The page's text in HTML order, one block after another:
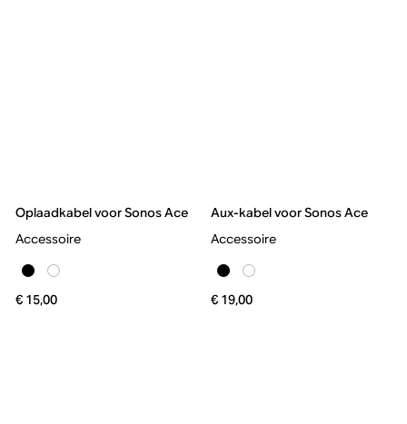
Oplaadkabel voor Sonos Ace
Accessoire
€ 15,00
Aux-kabel voor Sonos Ace
Accessoire
€ 19,00